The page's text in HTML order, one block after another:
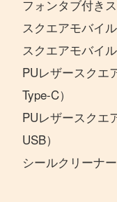
フォンタブ付き
スクエアモバイ
スクエアモバイ
PUレザースクエ
Type-C）
PUレザースクエ
USB）
シールクリーナー